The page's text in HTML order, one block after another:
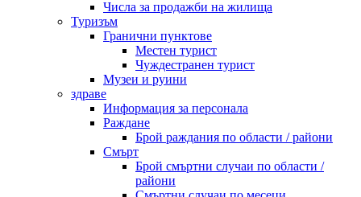
Числа за продажби на жилища
Туризъм
Гранични пунктове
Местен турист
Чуждестранен турист
Музеи и руини
здраве
Информация за персонала
Раждане
Брой раждания по области / райони
Смърт
Брой смъртни случаи по области /
райони